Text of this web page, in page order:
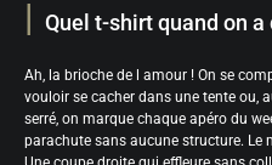
Quel t-shirt quand on
Ah, la brioche de l amour ! On se
vouloir se cacher dans une tente ou,
serré, on marque chaque apéro du
parachute sans aucune structure. Le